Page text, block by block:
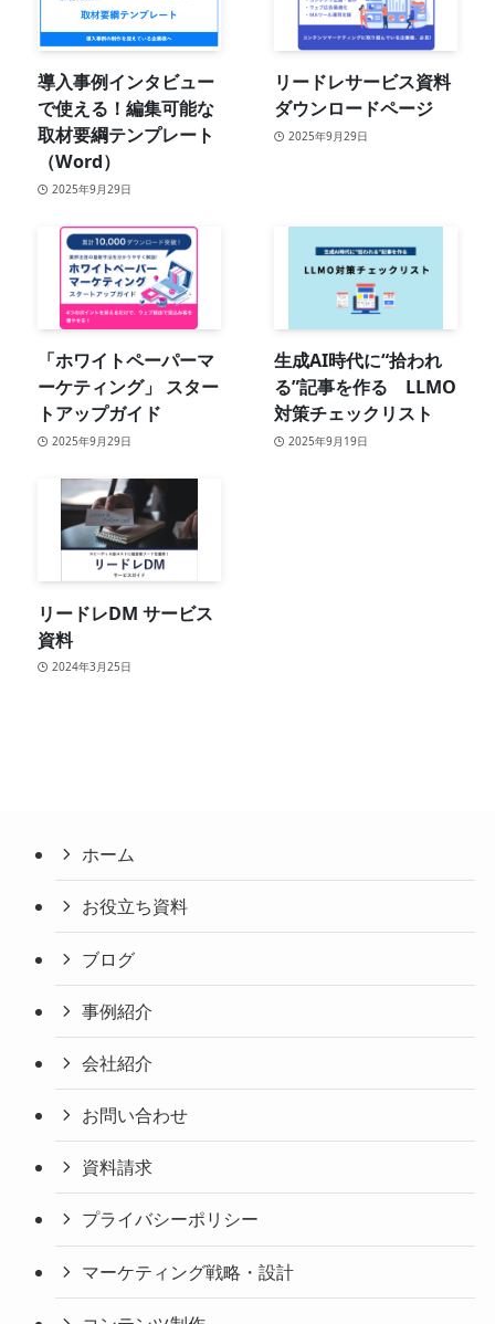
導入事例インタビュー
で使える！編集可能な
取材要綱テンプレート
（Word）
2025年9月29日
リードレサービス資料
ダウンロードページ
2025年9月29日
「ホワイトペーパーマ
ーケティング」 スター
トアップガイド
2025年9月29日
生成AI時代に“拾われ
る”記事を作る LLMO
対策チェックリスト
2025年9月19日
リードレDM サービス
資料
2024年3月25日
ホーム
お役立ち資料
ブログ
事例紹介
会社紹介
お問い合わせ
資料請求
プライバシーポリシー
マーケティング戦略・設計